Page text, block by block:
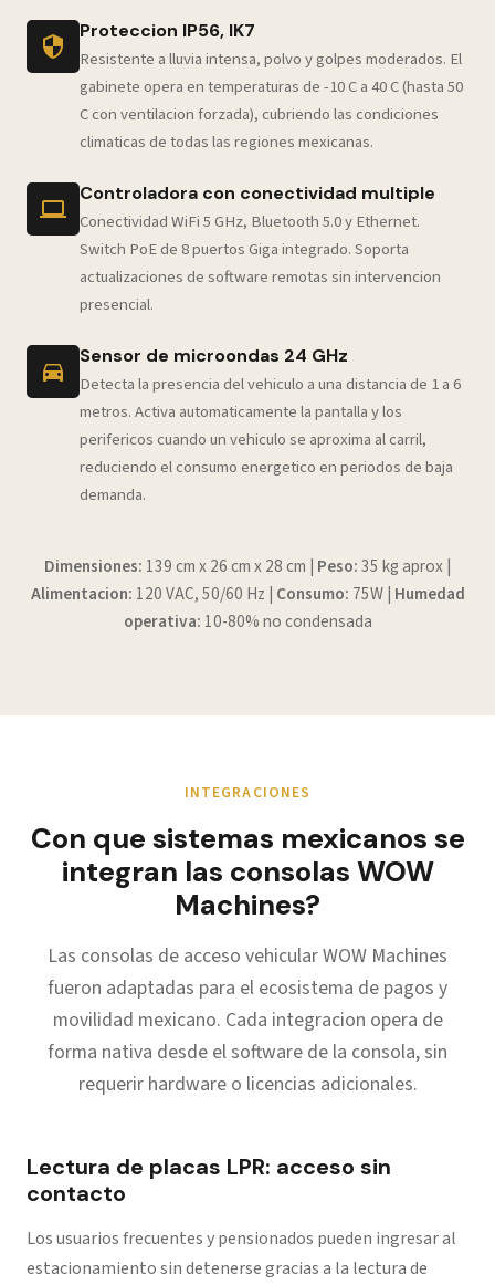
Proteccion IP56, IK7
Resistente a lluvia intensa, polvo y golpes moderados. El
gabinete opera en temperaturas de -10 C a 40 C (hasta 50
C con ventilacion forzada), cubriendo las condiciones
climaticas de todas las regiones mexicanas.
Controladora con conectividad multiple
Conectividad WiFi 5 GHz, Bluetooth 5.0 y Ethernet.
Switch PoE de 8 puertos Giga integrado. Soporta
actualizaciones de software remotas sin intervencion
presencial.
Sensor de microondas 24 GHz
Detecta la presencia del vehiculo a una distancia de 1 a 6
metros. Activa automaticamente la pantalla y los
perifericos cuando un vehiculo se aproxima al carril,
reduciendo el consumo energetico en periodos de baja
demanda.
Dimensiones: 139 cm x 26 cm x 28 cm | Peso:35 kg aprox |
Alimentacion: 120 VAC, 50/60 Hz | Consumo: 75W | Humedad
operativa: 10-80% no condensada
INTEGRACIONES
Con que sistemas mexicanos se
integran las consolas WOW
Machines?
Las consolas de acceso vehicular WOW Machines
fueron adaptadas para el ecosistema de pagos y
movilidad mexicano. Cada integracion opera de
forma nativa desde el software de la consola, sin
requerir hardware o licencias adicionales.
Lectura de placas LPR: acceso sin
contacto
Los usuarios frecuentes y pensionados pueden ingresar al
estacionamiento sin detenerse gracias a la lectura de